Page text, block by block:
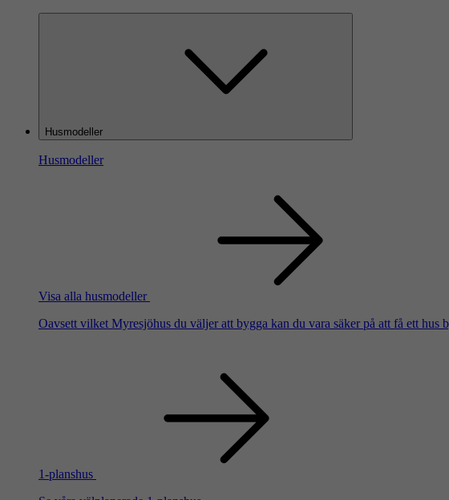
Husmodeller
Husmodeller
Visa alla husmodeller
Oavsett vilket Myresjöhus du väljer att bygga kan du vara säker på att få ett
1-planshus